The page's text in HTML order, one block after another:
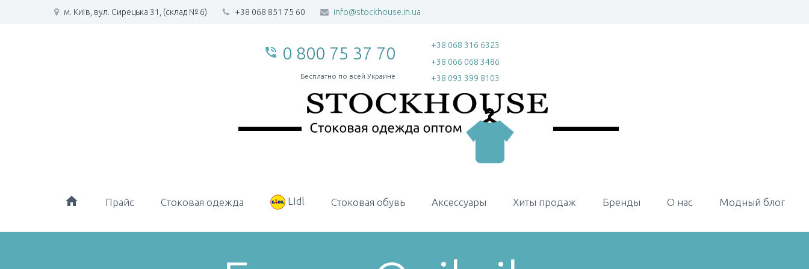
м. Київ, вул. Сирецька 31, (склад № 6) +38 068 851 75 60 info@stockhouse.in.ua
phone_in_talk 0 800 75 37 70
Бесплатно по всей Украине
+38 068 316 6323
+38 066 068 3486
+38 093 399 8103
home Прайс Стоковая одежда LIdl Стоковая обувь Аксессуары Хиты продаж Бренды О нас Модный блог